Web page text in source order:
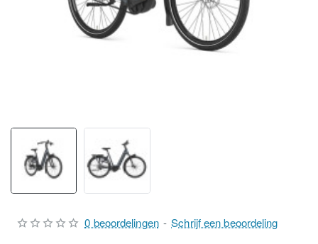
0 beoordelingen - Schrijf een beoordeling